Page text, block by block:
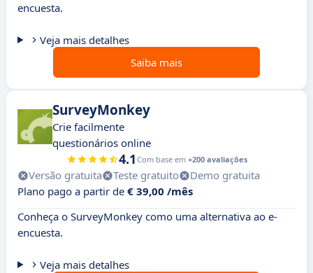
encuesta.
Veja mais detalhes
Saiba mais
SurveyMonkey
Crie facilmente
questionários online
4.1 Com base em +200 avaliações
Versão gratuita Teste gratuito
Demo gratuita
Plano pago a partir de € 39,00 /mês
Conheça o SurveyMonkey como uma alternativa ao e-
encuesta.
Veja mais detalhes